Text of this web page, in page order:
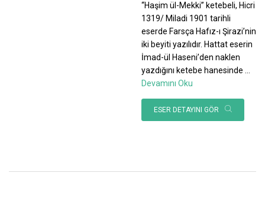
“Haşim ül-Mekki” ketebeli, Hicri
1319/ Miladi 1901 tarihli
eserde Farsça Hafız-ı Şirazi’nin
iki beyiti yazılıdır. Hattat eserin
İmad-ül Haseni’den naklen
yazdığını ketebe hanesinde
Devamını Oku
ESER DETAYINI GÖR